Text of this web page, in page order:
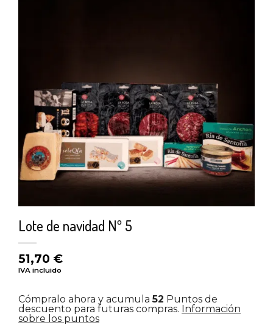
Lote de navidad Nº 5
51,70 €
IVA incluido
Cómpralo ahora y acumula52 Puntos de
descuento para futuras compras. Información
sobre los puntos